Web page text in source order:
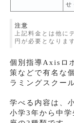
せ
注意
上記料金とは他に
円が必要となります
個別指導Axisロ
策などで有名な
ラミングスクー
学べる内容は、
小学3年から中